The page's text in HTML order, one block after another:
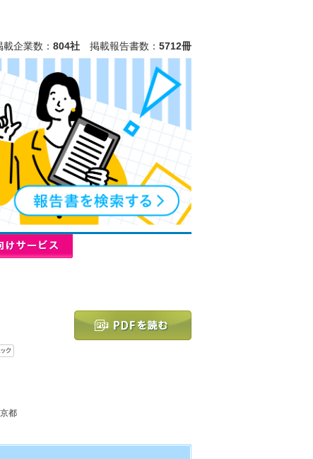
載企業数： 804社 掲載報告書数： 5712冊
都